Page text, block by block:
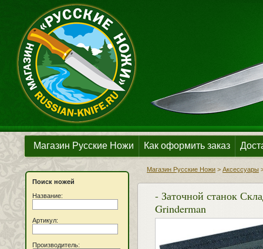
Магазин Русские Ножи Как оформить заказ
Поиск ножей
Название:
Артикул:
Производитель:
Магазин Русские Ножи > Аксессуары
- Заточной станок
Grinderman